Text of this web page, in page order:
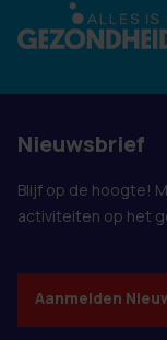
Nieuwsbrief
Blijf op de hoogte!
activiteiten op het
Aanmelden